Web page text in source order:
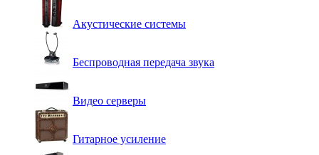
Акустические системы
Беспроводная передача звука
Видео серверы
Гитарное усиление